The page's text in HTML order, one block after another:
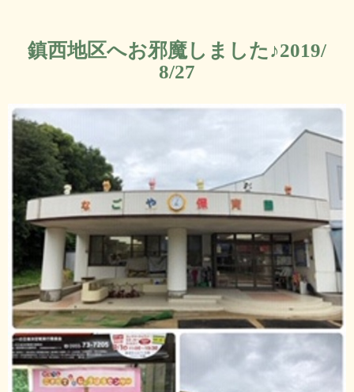
鎮西地区へお邪魔しました♪2019/
8/27